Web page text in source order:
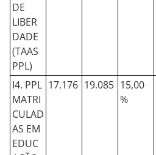
DE
LIBER
DADE
(TAAS
PPL)
I4. PPL
MATRI
CULAD
AS EM
EDUC
17.176 19.085 15,00
%